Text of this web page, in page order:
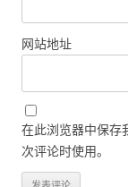
网站地址
在此浏览器中保存
次评论时使用。